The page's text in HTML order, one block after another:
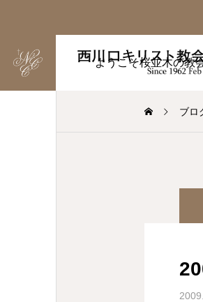
ようこそ桜並木の教
ブロ